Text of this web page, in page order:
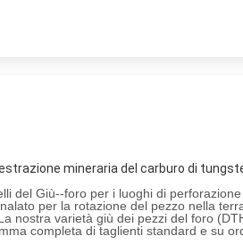
mineraria del carburo di
del Giù--foro per i luoghi di
per la rotazione del pezzo nella
nostra varietà giù dei pezzi del foro
completa di taglienti standard e su